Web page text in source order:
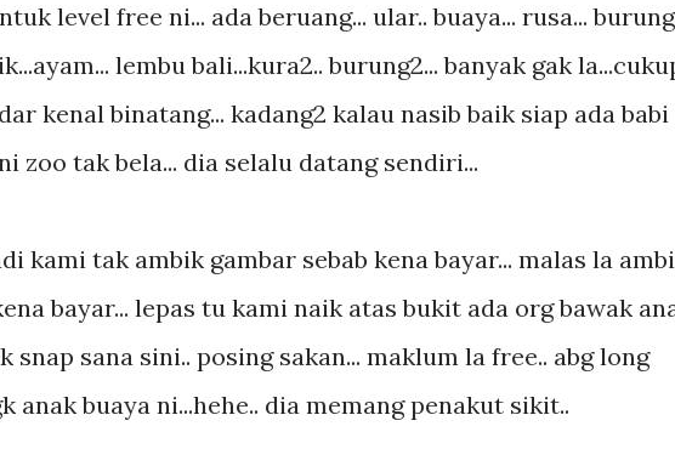
level free ni... ada beruang... ular.. buaya... rusa... burung
lembu bali...kura2.. burung2... banyak gak
kenal binatang... kadang2 kalau nasib baik siap ada babi
zoo tak bela... dia selalu datang sendiri...
kami tak ambik gambar sebab kena bayar... malas la
bayar... lepas tu kami naik atas bukit ada org bawak
snap sana sini.. posing sakan... maklum la free.. abg long
anak buaya ni...hehe.. dia memang penakut sikit..